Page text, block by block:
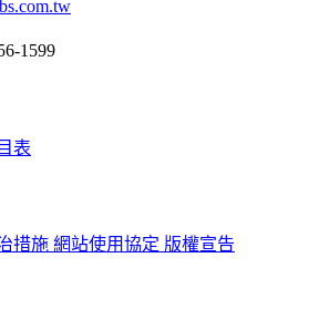
1599
表
措施 網站使用協定 版權宣告